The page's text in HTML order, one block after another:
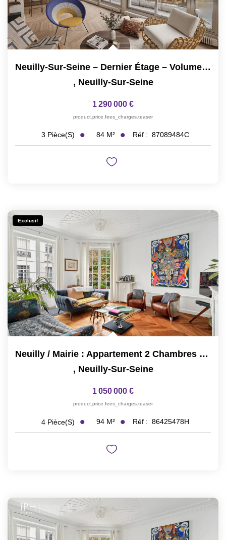
Neuilly-Sur-Seine – Dernier Étage – Volumes Exceptionnels...
, Neuilly-Sur-Seine
1 290 000 €
product.price.fees_charges.teaser
3 Pièce(s) 84 M² Réf : 87089484C
Exclusif
Neuilly / Mairie : Appartement 2 Chambres Possibilité 3
, Neuilly-Sur-Seine
1 050 000 €
product.price.fees_charges.teaser
4 Pièce(s) 94 M² Réf : 86425478H